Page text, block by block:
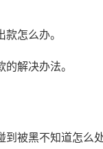
怎么办。
解决办法。
到被黑不知道怎么